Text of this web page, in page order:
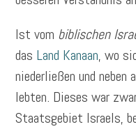
Ist vom biblischen
das Land Kanaan, wo
niederließen und neben
lebten. Dieses war
Staatsgebiet Israels,